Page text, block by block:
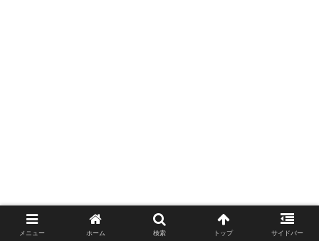
メニュー ホーム 検索 トップ サイドバー